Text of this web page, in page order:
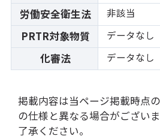
労働安全衛生法 非該当
PRTR対象物質 データなし
化審法 データなし
掲載内容は当ページ掲載時点
の仕様と異なる場合がござい
了承ください。